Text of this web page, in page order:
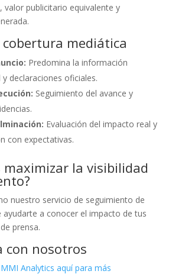
valor publicitario equivalente y
cobertura mediática
Predomina la información
declaraciones oficiales.
Seguimiento del avance y
Evaluación del impacto real y
con expectativas.
maximizar la visibilidad
nuestro servicio de seguimiento de
ayudarte a conocer el impacto de tus
prensa.
con nosotros
Analytics aquí para más